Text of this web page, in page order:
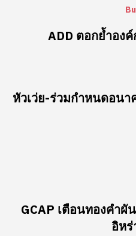
ADD ตอกย้ำอง
หัวเว่ย-ร่วมกำหนดอน
GCAP เตือนทองคำผั
อิห